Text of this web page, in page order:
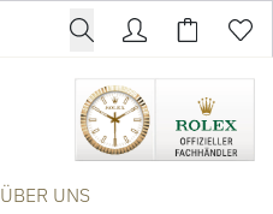
ÜBER UNS